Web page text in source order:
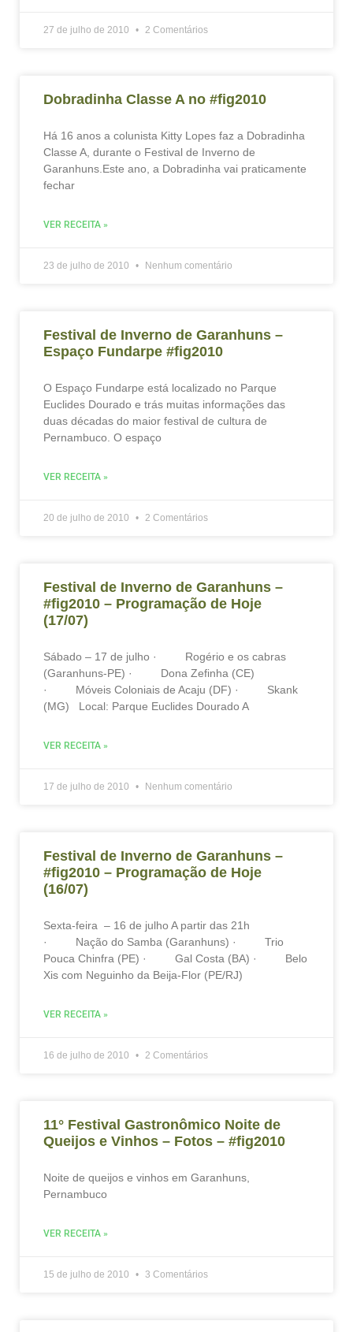
27 de julho de 2010 2 Comentários
Dobradinha Classe A no #fig2010
Há 16 anos a colunista Kitty Lopes faz a Dobradinha
Classe A, durante o Festival de Inverno de
Garanhuns.Este ano, a Dobradinha vai praticamente
fechar
VER RECEITA »
23 de julho de 2010 Nenhum comentário
Festival de Inverno de Garanhuns –
Espaço Fundarpe #fig2010
O Espaço Fundarpe está localizado no Parque
Euclides Dourado e trás muitas informações das
duas décadas do maior festival de cultura de
Pernambuco. O espaço
VER RECEITA »
20 de julho de 2010 2 Comentários
Festival de Inverno de Garanhuns –
#fig2010 – Programação de Hoje
(17/07)
Sábado – 17 de julho · Rogério e os cabras
(Garanhuns-PE) · Dona Zefinha (CE)
· Móveis Coloniais de Acaju (DF) · Skank
(MG) Local: Parque Euclides Dourado A
VER RECEITA »
17 de julho de 2010 Nenhum comentário
Festival de Inverno de Garanhuns –
#fig2010 – Programação de Hoje
(16/07)
Sexta-feira – 16 de julho A partir das 21h
· Nação do Samba (Garanhuns) · Trio
Pouca Chinfra (PE) · Gal Costa (BA) · Belo
Xis com Neguinho da Beija-Flor (PE/RJ)
VER RECEITA »
16 de julho de 2010 2 Comentários
11° Festival Gastronômico Noite de
Queijos e Vinhos – Fotos – #fig2010
Noite de queijos e vinhos em Garanhuns,
Pernambuco
VER RECEITA »
15 de julho de 2010 3 Comentários